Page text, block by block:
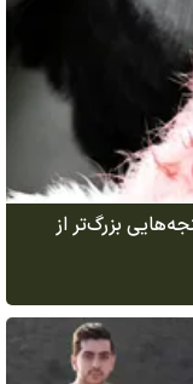
بزرگ‌تر از